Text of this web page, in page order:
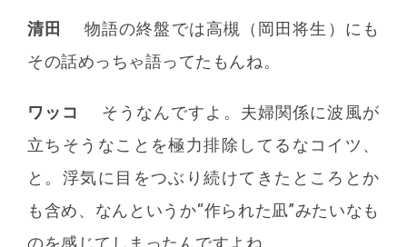
清田
物語の終盤では高槻（岡田将生）にも
その話めっちゃ語ってたもんね。
ワッコ
そうなんですよ。夫婦関係に波風が
立ちそうなことを極力排除してるなコイツ、
と。浮気に目をつぶり続けてきたところとか
も含め、なんというか“作られた凪”みたいなも
のを感じてしまったんですよね。